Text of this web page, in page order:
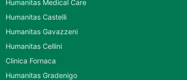
Humanitas Medical Care
Humanitas Castelli
Humanitas Gavazzeni
Humanitas Cellini
Clinica Fornaca
Humanitas Gradenigo